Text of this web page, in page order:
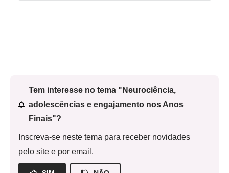
Tem interesse no tema "Neurociência,
adolescências e engajamento nos Anos
Finais"?
Inscreva-se neste tema para receber novidades
pelo site e por email.